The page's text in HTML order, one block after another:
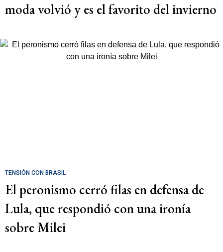
moda volvió y es el favorito del invierno
TENSIÓN CON BRASIL
El peronismo cerró filas en defensa de
Lula, que respondió con una ironía
sobre Milei